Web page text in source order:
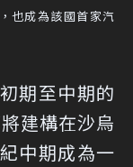
也成為該國首家汽
期至中期的
建構在沙烏
中期成為一